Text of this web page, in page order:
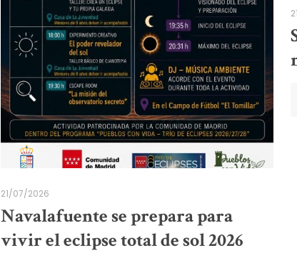
21/07/2026
Navalafuente se prepara para
vivir el eclipse total de sol 2026